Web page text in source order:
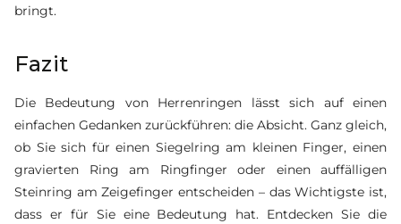
bringt.
Fazit
Die Bedeutung von Herrenringen lässt sich auf einen
einfachen Gedanken zurückführen: die Absicht. Ganz gleich,
ob Sie sich für einen Siegelring am kleinen Finger, einen
gravierten Ring am Ringfinger oder einen auffälligen
Steinring am Zeigefinger entscheiden – das Wichtigste ist,
dass er für Sie eine Bedeutung hat. Entdecken Sie die